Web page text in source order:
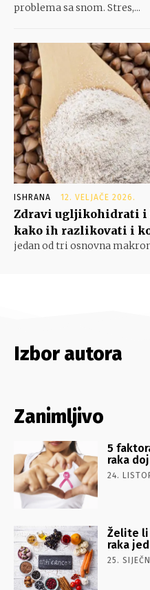
problema sa snom. Stres,...
ISHRANA 12. VELJAČE 2026.
Zdravi ugljikohidrati
kako ih razlikovati i
jedan od tri osnovna
Izbor autora
Zanimljivo
5
raka
24.
Želite li
raka
25.